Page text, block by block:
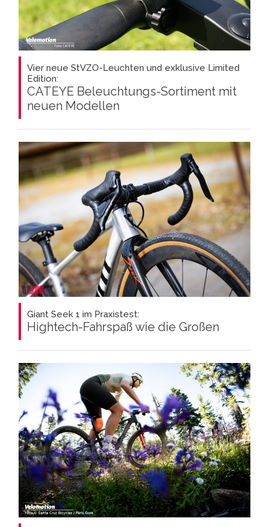
Vier neue StVZO-Leuchten und exklusive Limited
Edition:
CATEYE Beleuchtungs-Sortiment mit
neuen Modellen
Giant Seek 1 im Praxistest:
Hightech-Fahrspaß wie die Großen